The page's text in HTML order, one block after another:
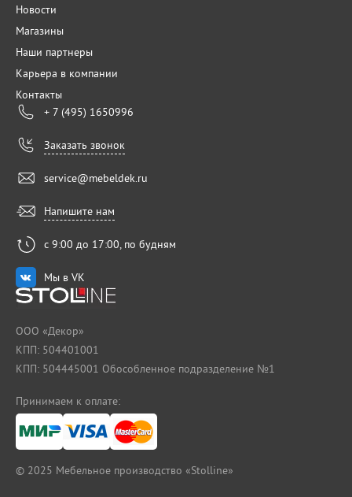
Новости
Магазины
Наши партнеры
Карьера в компании
Контакты
+ 7 (495) 1650996
Заказать звонок
service@mebeldek.ru
Напишите нам
с 9:00 до 17:00, по будням
Мы в VK
ООО «Декор»
КПП: 504401001
КПП: 504445001 Обособленное подразделение №1
Принимаем к оплате:
© 2025 Мебельное производство «Stolline»